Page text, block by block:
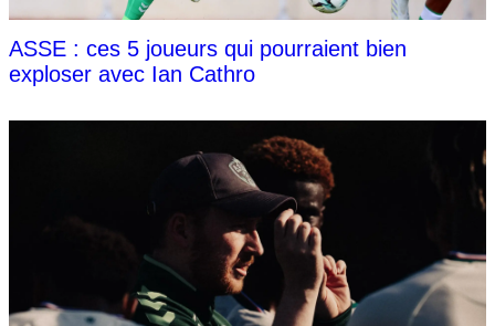
ASSE : ces 5 joueurs qui pourraient bien
exploser avec Ian Cathro